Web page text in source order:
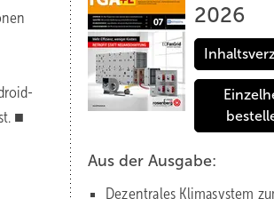
■
2026
Aus der Ausgabe:
Dezentrales Klimasystem